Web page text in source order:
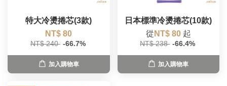
特大冷燙捲芯(3款)
NT$ 80
NT$ 240 -66.7%
加入購物車
日本標準冷燙捲芯(10款)
從 NT$ 80 起
NT$ 238 -66.4%
加入購物車